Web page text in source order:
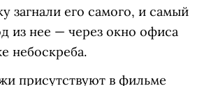
загнали его самого, и самый
из нее — через окно офиса
небоскреба.
присутствуют в фильме